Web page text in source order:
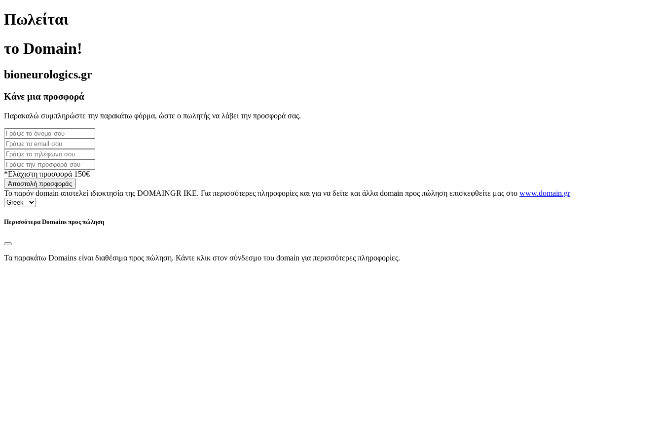
Πωλείται
το Domain!
bioneurologics.gr
Κάνε μια προσφορά
Παρακαλώ συμπληρώστε την παρακάτω φόρμα, ώστε ο πωλητής να λάβει την προσφορά σας.
*Ελάχιστη προσφορά 150€
Αποστολή προσφοράς
Το παρόν domain αποτελεί ιδιοκτησία της DOMAINGR ΙΚΕ. Για περισσότερες πληροφορίες και για να δείτε και άλλα domain προς πώληση επισκεφθείτε μας στο www.domain.gr
Περισσότερα Domains προς πώληση
Τα παρακάτω Domains είναι διαθέσιμα προς πώληση. Κάντε κλικ στον σύνδεσμο του domain για περισσότερες πληροφορίες.